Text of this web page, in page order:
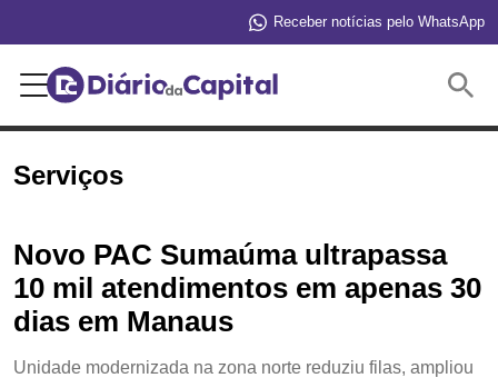
Receber notícias pelo WhatsApp
Serviços
Novo PAC Sumaúma ultrapassa
10 mil atendimentos em apenas 30
dias em Manaus
Unidade modernizada na zona norte reduziu filas, ampliou